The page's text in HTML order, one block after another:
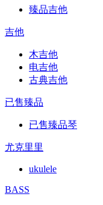
臻品吉他
吉他
木吉他
电吉他
古典吉他
已售臻品
已售臻品琴
尤克里里
ukulele
BASS